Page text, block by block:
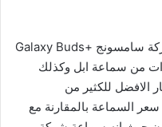
وهي تشبه في ذلك الامر سماعات شركة سامسونج +Galaxy Buds
من سماعة ابل وكذلك
الافضل للكثير من
السماعة بالمقارنة مع